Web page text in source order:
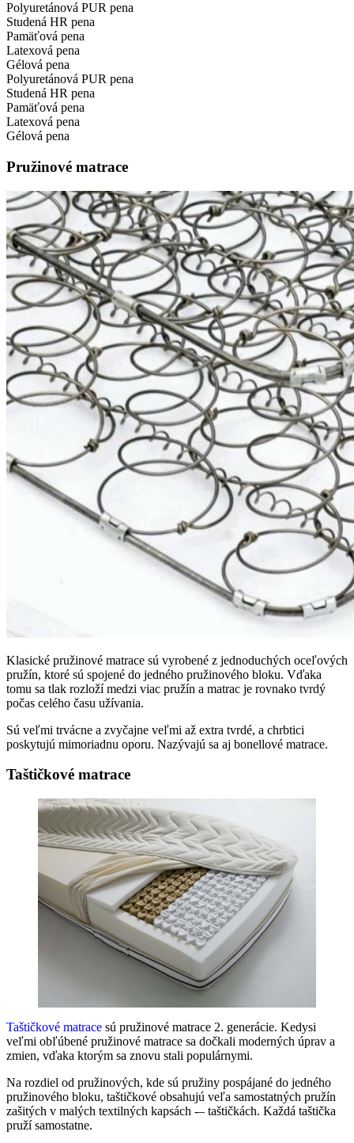
Polyuretánová PUR pena
Studená HR pena
Pamäťová pena
Latexová pena
Gélová pena
Polyuretánová PUR pena
Studená HR pena
Pamäťová pena
Latexová pena
Gélová pena
Pružinové matrace
Klasické pružinové matrace sú vyrobené z jednoduchých oceľových
pružín, ktoré sú spojené do jedného pružinového bloku. Vďaka
tomu sa tlak rozloží medzi viac pružín a matrac je rovnako tvrdý
počas celého času užívania.
Sú veľmi trvácne a zvyčajne veľmi až extra tvrdé, a chrbtici
poskytujú mimoriadnu oporu. Nazývajú sa aj bonellové matrace.
Taštičkové matrace
Taštičkové matrace sú pružinové matrace 2. generácie. Kedysi
veľmi obľúbené pružinové matrace sa dočkali moderných úprav a
zmien, vďaka ktorým sa znovu stali populárnymi.
Na rozdiel od pružinových, kde sú pružiny pospájané do jedného
pružinového bloku, taštičkové obsahujú veľa samostatných pružín
zašitých v malých textilných kapsách -– taštičkách. Každá taštička
pruží samostatne.